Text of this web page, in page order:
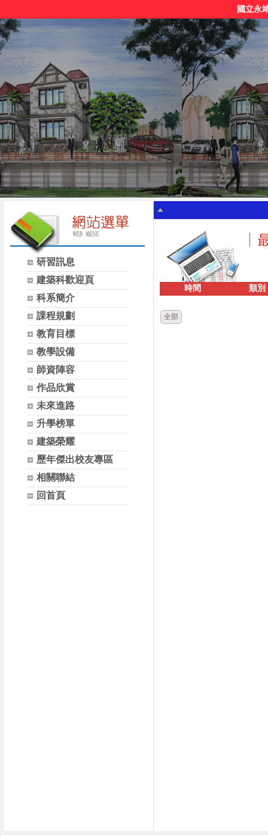
國立永
研習訊息
建築科歡迎頁
科系簡介
課程規劃
教育目標
教學設備
師資陣容
作品欣賞
未來進路
升學榜單
建築榮耀
歷年傑出校友專區
相關聯結
回首頁
時間 類別
全部